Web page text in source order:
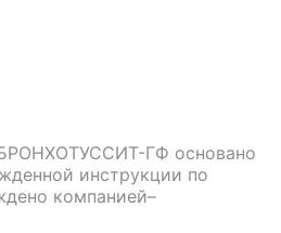
ГФ основано
инструкции по
компанией–